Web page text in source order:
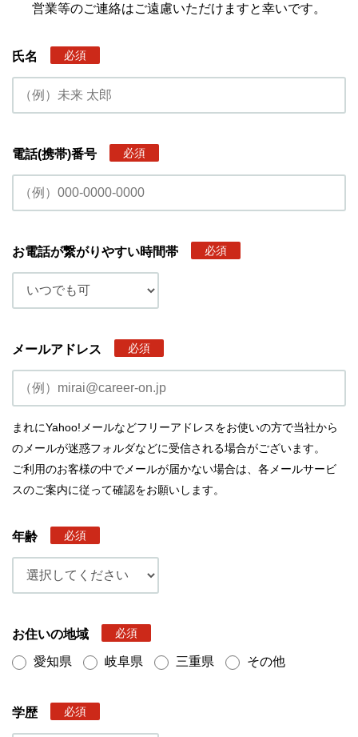
営業等のご連絡はご遠慮いただけますと幸いです。
氏名 必須
電話(携帯)番号 必須
お電話が繋がりやすい時間帯 必須
メールアドレス 必須
まれにYahoo!メールなどフリーアドレスをお使いの方で当社から
のメールが迷惑フォルダなどに受信される場合がございます。
ご利用のお客様の中でメールが届かない場合は、各メールサービ
スのご案内に従って確認をお願いします。
年齢 必須
お住いの地域 必須
愛知県 岐阜県 三重県 その他
学歴 必須